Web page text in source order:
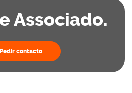
Associado.
Pedir contacto